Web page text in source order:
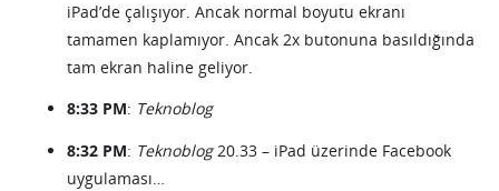
iPad’de çalışıyor. Ancak normal boyutu ekranı
tamamen kaplamıyor. Ancak 2x butonuna basıldığında
tam ekran haline geliyor.
8:33 PM: Teknoblog
8:32 PM: Teknoblog20.33 – iPad üzerinde Facebook
uygulaması…